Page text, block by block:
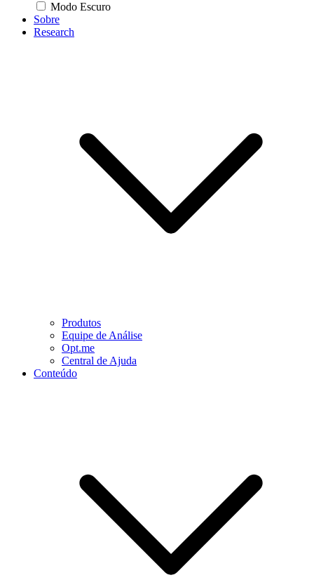
Modo Escuro
Sobre
Research
Produtos
Equipe de Análise
Opt.me
Central de Ajuda
Conteúdo